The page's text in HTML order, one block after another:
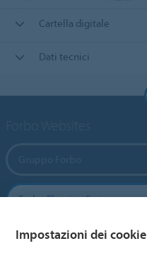
Cartella digitale
Dati tecnici
Forbo Flooring Systems
Forbo Movement Systems
Impostazioni dei cookie